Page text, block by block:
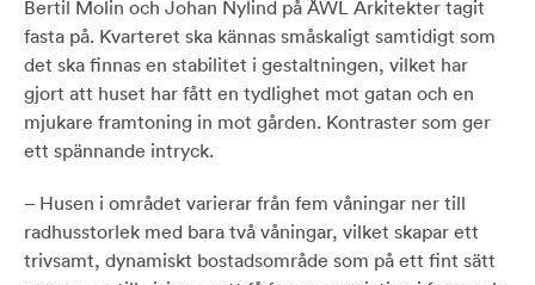
Bertil Molin och Johan Nylind på ÅWL Arkitekter tagit
fasta på. Kvarteret ska kännas småskaligt samtidigt som
det ska finnas en stabilitet i gestaltningen, vilket har
gjort att huset har fått en tydlighet mot gatan och en
mjukare framtoning in mot gården. Kontraster som ger
ett spännande intryck.
– Husen i området varierar från fem våningar ner till
radhusstorlek med bara två våningar, vilket skapar ett
trivsamt, dynamiskt bostadsområde som på ett fint sätt